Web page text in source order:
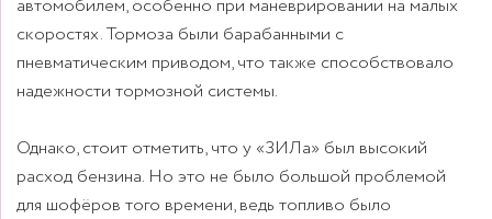
автомобилем, особенно при маневрировании на малых
скоростях. Тормоза были барабанными с
пневматическим приводом, что также способствовало
надежности тормозной системы.
Однако, стоит отметить, что у «ЗИЛа» был высокий
расход бензина. Но это не было большой проблемой
для шофёров того времени, ведь топливо было